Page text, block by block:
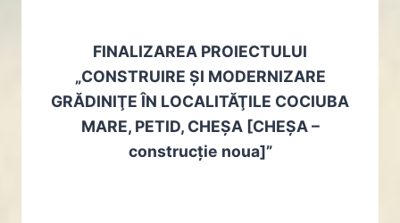
FINALIZAREA PROIECTULUI
„CONSTRUIRE ŞI MODERNIZARE
GRĂDINIŢE ÎN LOCALITĂŢILE COCIUBA
MARE, PETID, CHEŞA [CHEŞA –
construcție noua]”